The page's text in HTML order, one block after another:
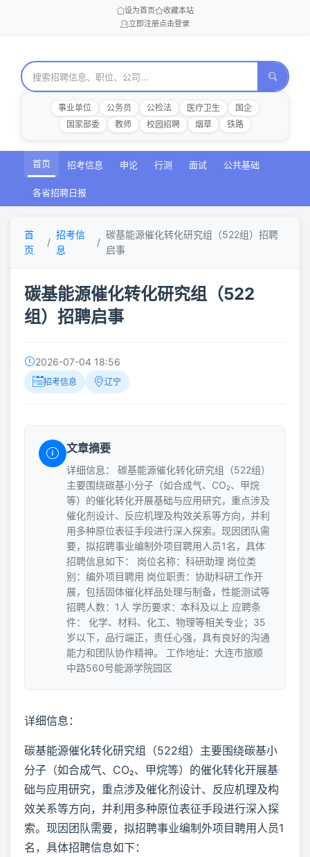
设为首页
收藏本站
立即注册点击登录
事业单位 公务员 公检法 医疗卫生
国企
国家部委
教师 校园招聘 烟草 铁路
首页 招考信息 申论 行测 面试 公共基础
各省招聘日报
首
页
招考信
息
碳基能源催化转化研究组（522组）招聘
启事
碳基能源催化转化研究组（522
组）招聘启事
2026-07-04 18:56
招考信息 辽宁
文章摘要
详细信息： 碳基能源催化转化研究组（522组）
主要围绕碳基小分子（如合成气、CO₂、甲烷
等）的催化转化开展基础与应用研究，重点涉及
催化剂设计、反应机理及构效关系等方向，并利
用多种原位表征手段进行深入探索。现因团队需
要，拟招聘事业编制外项目聘用人员1名，具体
招聘信息如下： 岗位名称：科研助理 岗位类
别：编外项目聘用 岗位职责：协助科研工作开
展，包括固体催化样品处理与制备，性能测试等
招聘人数：1人 学历要求：本科及以上 应聘条
件： 化学、材料、化工、物理等相关专业；35
岁以下，品行端正，责任心强，具有良好的沟通
能力和团队协作精神。 工作地址：大连市旅顺
中路560号能源学院园区
详细信息：
碳基能源催化转化研究组（522组）主要围绕碳基小
分子（如合成气、CO₂、甲烷等）的催化转化开展基
础与应用研究，重点涉及催化剂设计、反应机理及构
效关系等方向，并利用多种原位表征手段进行深入探
索。现因团队需要，拟招聘事业编制外项目聘用人员1
名，具体招聘信息如下：